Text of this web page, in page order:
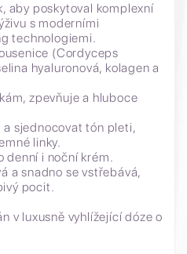
aby poskytoval komplexní
s moderními
technologiemi.
(Cordyceps
hyaluronová, kolagen a
zpevňuje a hluboce
a sjednocovat tón pleti,
linky.
denní i noční krém.
a snadno se vstřebává,
pocit.
v luxusně vyhlížející dóze o